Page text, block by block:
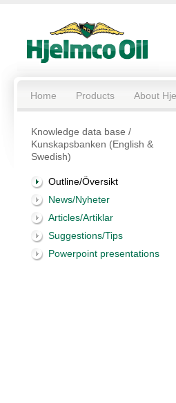
Home Products About
Knowledge data base /
Kunskapsbanken (English &
Swedish)
Outline/Översikt
News/Nyheter
Articles/Artiklar
Suggestions/Tips
Powerpoint presentations